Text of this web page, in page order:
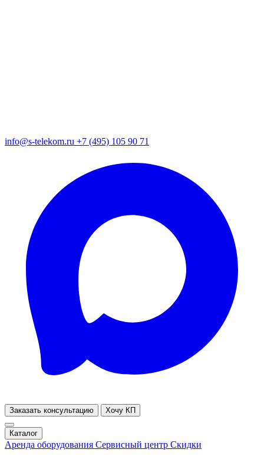
info@s-telekom.ru +7 (495) 105 90 71
Заказать консультацию Хочу КП
Каталог
Аренда оборудования Сервисный центр Скидки